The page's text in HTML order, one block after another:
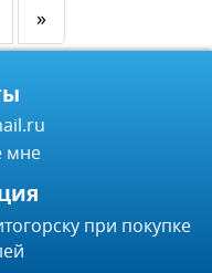
»
мне
при покупке